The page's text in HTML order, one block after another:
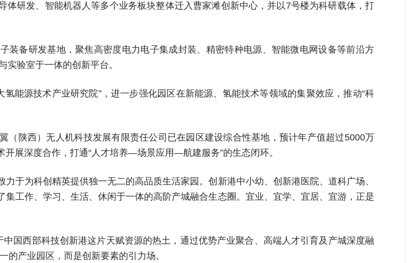
体研发、智能机器人等多个业务板块整体迁入曹家滩创新中心，并以7号楼为科研载体，打
装备研发基地，聚焦高密度电力电子集成封装、精密特种电源、智能微电网设备等前沿方
实验室于一体的创新平台。
能源技术产业研究院”，进一步强化园区在新能源、氢能技术等领域的集聚效应，推动“科
（陕西）无人机科技发展有限责任公司已在园区建设综合性基地，预计年产值超过5000万
展深度合作，打通“人才培养—场景应用—航建服务”的生态闭环。
于为科创精英提供独一无二的高品质生活家园。创新港中小幼、创新港医院、道科广场、
工作、学习、生活、休闲于一体的高阶产城融合生态圈。宜业、宜学、宜居、宜游，正是
国西部科技创新港这片天赋资源的热土，通过优势产业聚合、高端人才引育及产城深度融
的产业园区，而是创新要素的引力场。